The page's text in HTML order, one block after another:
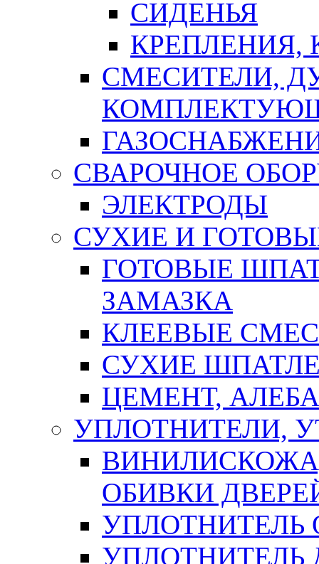
СИДЕНЬЯ
СМЕСИТЕЛИ,
СВАРОЧНОЕ
ЭЛЕКТРОДЫ
СУХИЕ И
ГОТОВЫЕ
ЗАМАЗКА
КЛЕЕВЫЕ
СУХИЕ
ЦЕМЕНТ,
УПЛОТНИТЕЛИ,
ОБИВКИ
УПЛОТНИТЕЛЬ